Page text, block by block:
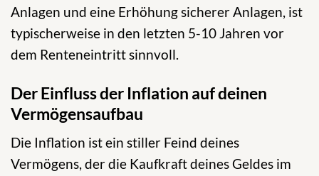
Anlagen und eine Erhöhung sicherer Anlagen, ist
typischerweise in den letzten 5-10 Jahren vor
dem Renteneintritt sinnvoll.
Der Einfluss der Inflation auf deinen
Vermögensaufbau
Die Inflation ist ein stiller Feind deines
Vermögens, der die Kaufkraft deines Geldes im